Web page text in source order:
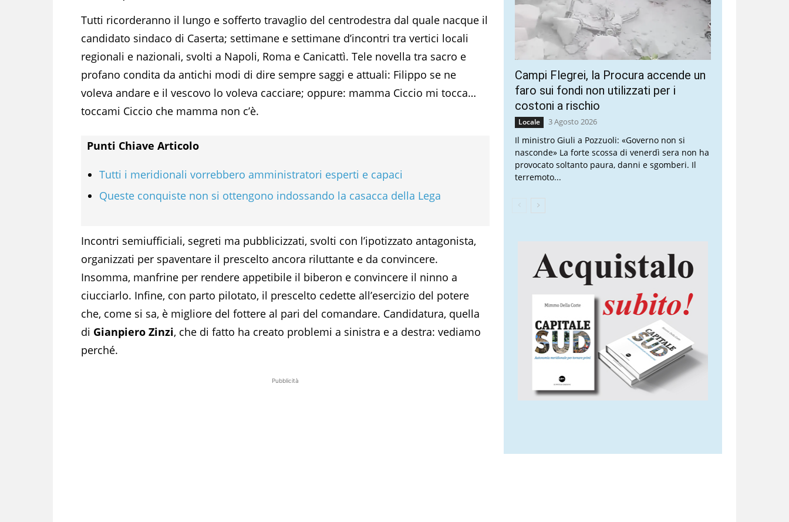
Tutti ricorderanno il lungo e sofferto travaglio del centrodestra dal quale nacque il
candidato sindaco di Caserta; settimane e settimane d’incontri tra vertici locali
regionali e nazionali, svolti a Napoli, Roma e Canicattì. Tele novella tra sacro e
profano condita da antichi modi di dire sempre saggi e attuali: Filippo se ne
voleva andare e il vescovo lo voleva cacciare; oppure: mamma Ciccio mi tocca…
toccami Ciccio che mamma non c’è.
Punti Chiave Articolo
Tutti i meridionali vorrebbero amministratori esperti e capaci
Queste conquiste non si ottengono indossando la casacca della Lega
Incontri semiufficiali, segreti ma pubblicizzati, svolti con l’ipotizzato antagonista,
organizzati per spaventare il prescelto ancora riluttante e da convincere.
Insomma, manfrine per rendere appetibile il biberon e convincere il ninno a
ciucciarlo. Infine, con parto pilotato, il prescelto cedette all’esercizio del potere
che, come si sa, è migliore del fottere al pari del comandare. Candidatura, quella
di Gianpiero Zinzi, che di fatto ha creato problemi a sinistra e a destra: vediamo
perché.
Pubblicità
Campi Flegrei, la Procura accende un
faro sui fondi non utilizzati per i
costoni a rischio
Locale 3 Agosto 2026
Il ministro Giuli a Pozzuoli: «Governo non si
nasconde» La forte scossa di venerdì sera non ha
provocato soltanto paura, danni e sgomberi. Il
terremoto...